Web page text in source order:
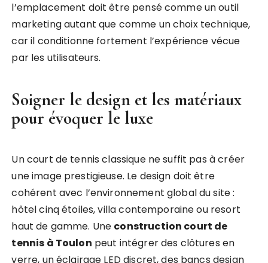
l’emplacement doit être pensé comme un outil
marketing autant que comme un choix technique,
car il conditionne fortement l’expérience vécue
par les utilisateurs.
Soigner le design et les matériaux
pour évoquer le luxe
Un court de tennis classique ne suffit pas à créer
une image prestigieuse. Le design doit être
cohérent avec l’environnement global du site :
hôtel cinq étoiles, villa contemporaine ou resort
haut de gamme. Une construction court de
tennis à Toulon peut intégrer des clôtures en
verre, un éclairage LED discret, des bancs design